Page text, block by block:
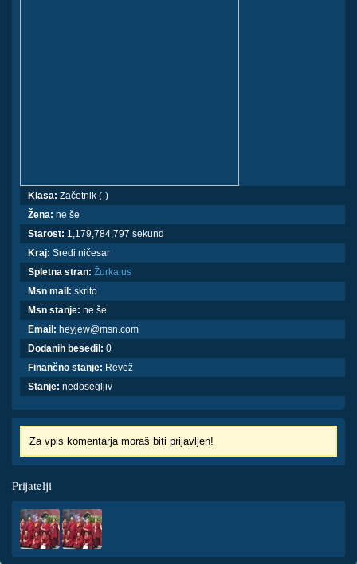
Klasa: Začetnik (-)
Žena: ne še
Starost: 1,179,784,797 sekund
Kraj: Sredi ničesar
Spletna stran: Žurka.us
Msn mail: skrito
Msn stanje: ne še
Email: heyjew@msn.com
Dodanih besedil: 0
Finančno stanje: Revež
Stanje: nedosegljiv
Za vpis komentarja moraš biti prijavljen!
Prijatelji